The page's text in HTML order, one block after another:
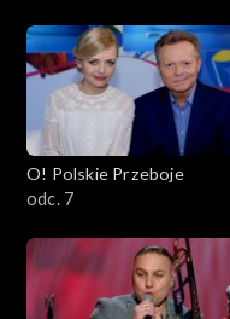
O! Polskie Przeboje
odc. 7